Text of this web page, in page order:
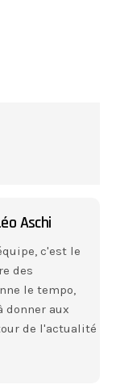
Aschi
c'est le
des
le tempo,
aux
de l'actualité